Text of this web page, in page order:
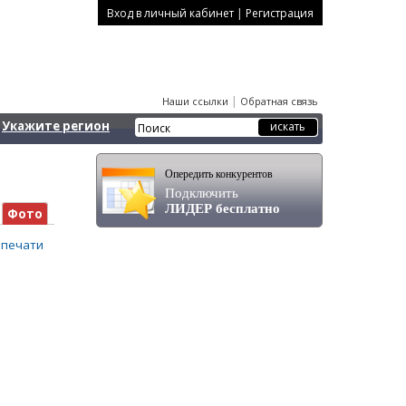
Вход в личный кабинет | Регистрация
Наши ссылки | Обратная связь
Укажите регион
Фото
Опередить конкурентов
Подключить
ЛИДЕР бесплатно